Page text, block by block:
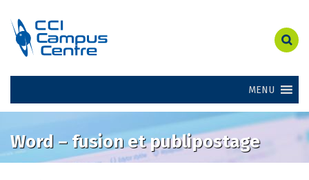
MENU
Word – fusion et publipostage